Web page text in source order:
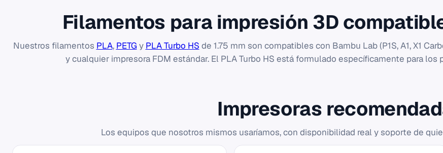
Filamentos para impresión 3D
Nuestros filamentos PLA, PETG y PLA Turbo HS de 1.75 mm son compatibles con Bambu Lab (P1S, A1, X1
y cualquier impresora FDM estándar. El PLA Turbo HS está formulado específicamente para
Impresoras
Los equipos que nosotros mismos usaríamos, con disponibilidad real y soporte de